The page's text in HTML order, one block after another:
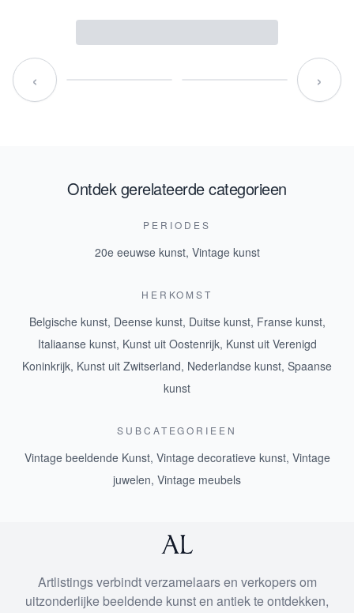
‹ ›
Ontdek gerelateerde categorieen
PERIODES
20e eeuwse kunst, Vintage kunst
HERKOMST
Belgische kunst, Deense kunst, Duitse kunst, Franse kunst,
Italiaanse kunst, Kunst uit Oostenrijk, Kunst uit Verenigd
Koninkrijk, Kunst uit Zwitserland, Nederlandse kunst, Spaanse
kunst
SUBCATEGORIEEN
Vintage beeldende Kunst, Vintage decoratieve kunst, Vintage
juwelen, Vintage meubels
Artlistings verbindt verzamelaars en verkopers om
uitzonderlijke beeldende kunst en antiek te ontdekken,